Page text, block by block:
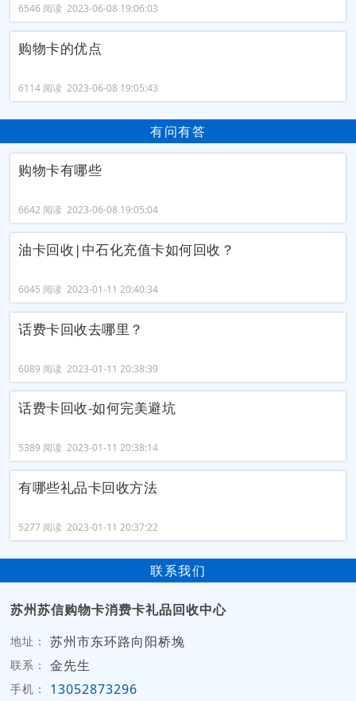
6546 阅读 2023-06-08 19:06:03
购物卡的优点
6114 阅读 2023-06-08 19:05:43
有问有答
购物卡有哪些
6642 阅读 2023-06-08 19:05:04
油卡回收|中石化充值卡如何回收？
6045 阅读 2023-01-11 20:40:34
话费卡回收去哪里？
6089 阅读 2023-01-11 20:38:39
话费卡回收-如何完美避坑
5389 阅读 2023-01-11 20:38:14
有哪些礼品卡回收方法
5277 阅读 2023-01-11 20:37:22
联系我们
苏州苏信购物卡消费卡礼品回收中心
地址： 苏州市东环路向阳桥堍
联系： 金先生
手机： 13052873296